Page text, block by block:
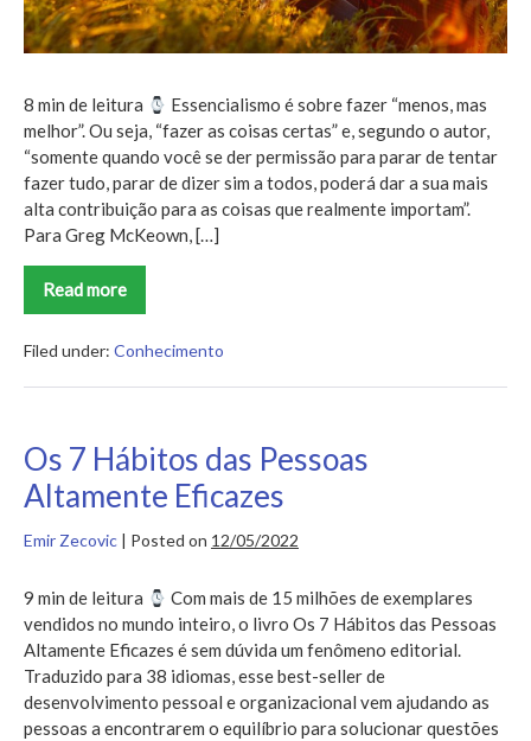
8 min de leitura
Essencialismo é sobre fazer “menos, mas
melhor”. Ou seja, “fazer as coisas certas” e, segundo o autor,
“somente quando você se der permissão para parar de tentar
fazer tudo, parar de dizer sim a todos, poderá dar a sua mais
alta contribuição para as coisas que realmente importam”.
Para Greg McKeown, […]
Read moreEssencialismo
Filed under: Conhecimento
Os 7 Hábitos das Pessoas
Altamente Eficazes
Emir Zecovic | Posted on 12/05/2022
9 min de leitura
Com mais de 15 milhões de exemplares
vendidos no mundo inteiro, o livro Os 7 Hábitos das Pessoas
Altamente Eficazes é sem dúvida um fenômeno editorial.
Traduzido para 38 idiomas, esse best-seller de
desenvolvimento pessoal e organizacional vem ajudando as
pessoas a encontrarem o equilíbrio para solucionar questões